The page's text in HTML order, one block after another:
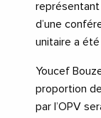
représentant
d’une
unitaire a
Youcef
proportion
par l’OPV